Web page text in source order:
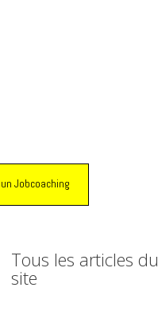
Jobcoaching
Tous les articles du
site